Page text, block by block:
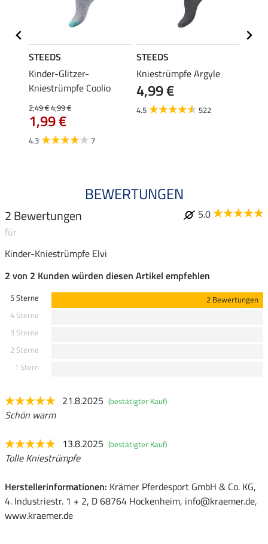
STEEDS
Kinder-Glitzer-
Kniestrümpfe Coolio
2,49 €4,99 €
1,99 €
4.3 7
STEEDS
Kniestrümpfe Argyle
4,99 €
4.5 522
BEWERTUNGEN
2 Bewertungen
5.0
für
Kinder-Kniestrümpfe Elvi
2 von 2 Kunden würden diesen Artikel empfehlen
5 Sterne
2 Bewertungen
4 Sterne
3 Sterne
2 Sterne
1 Stern
21.8.2025 (bestätigter Kauf)
Schön warm
13.8.2025 (bestätigter Kauf)
Tolle Kniestrümpfe
Herstellerinformationen: Krämer Pferdesport GmbH & Co. KG,
4. Industriestr. 1 + 2, D 68764 Hockenheim, info@kraemer.de,
www.kraemer.de